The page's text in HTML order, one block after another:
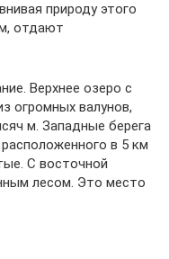
природу этого
отдают
Верхнее озеро с
огромных валунов,
м. Западные берега
в 5 км
С восточной
лесом. Это место